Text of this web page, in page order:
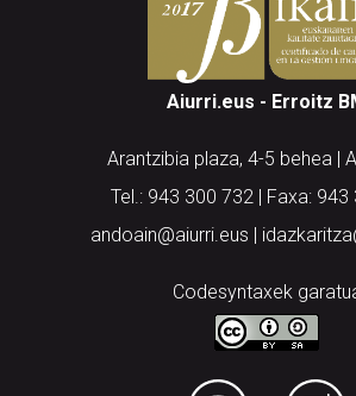
Aiurri.eus - Erroitz
Arantzibia plaza, 4-5 behea |
Tel.: 943 300 732 | Faxa: 943
andoain@aiurri.eus |
Codesyntaxek